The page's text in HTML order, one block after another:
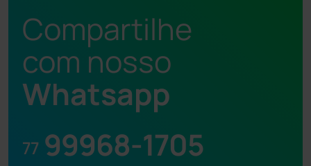
Compartilhe
com nosso
Whatsapp
77 99968-1705